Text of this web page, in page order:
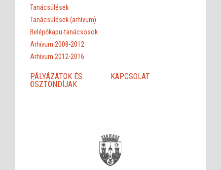
Tanácsülések
Tanácsülések (arhívum)
Belépőkapu-tanácsosok
Arhívum 2008-2012
Arhívum 2012-2016
PÁLYÁZATOK ÉS
ÖSZTÖNDÍJAK
KAPCSOLAT